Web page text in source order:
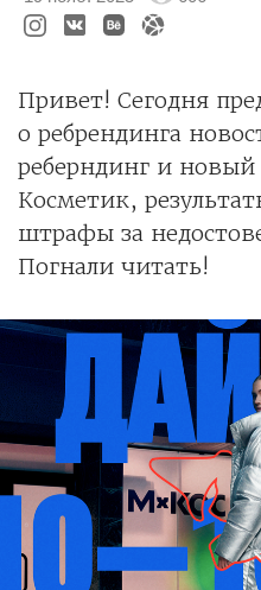
Привет! Сегодня
о ребрендинга
реберндинг и новый
Косметик,
штрафы за
Погнали читать!